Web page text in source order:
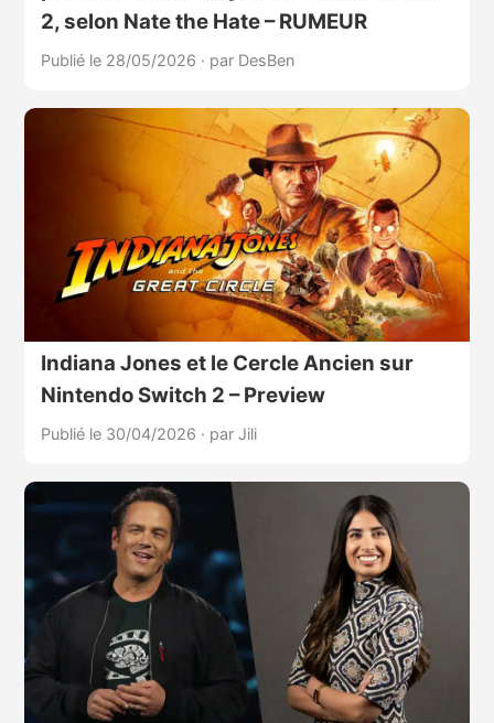
2, selon Nate the Hate – RUMEUR
Publié le 28/05/2026 · par DesBen
Indiana Jones et le Cercle Ancien sur
Nintendo Switch 2 – Preview
Publié le 30/04/2026 · par Jili